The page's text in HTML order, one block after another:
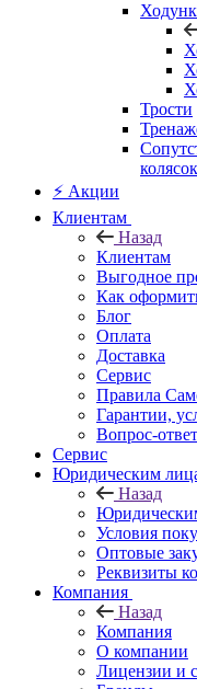
Трости
колясок
⚡ Акции
Клиентам
Назад
Клиентам
Выгодное
Как
Блог
Оплата
Доставка
Сервис
Правила
Гарантии,
Вопрос-ответ
Сервис
Юридическим
Назад
Условия
Оптовые
Реквизиты
Компания
Назад
Компания
О компании
Лицензии и